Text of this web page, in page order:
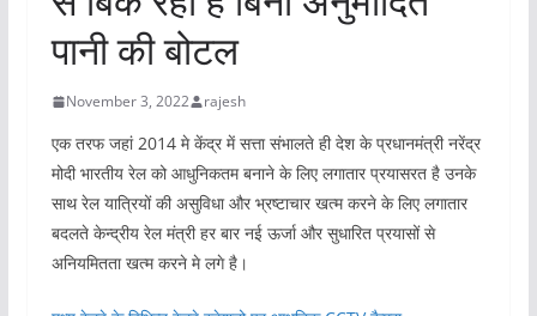
पानी की बोटल
November 3, 2022 rajesh
एक तरफ जहां 2014 मे केंद्र में सत्ता संभालते ही देश के प्रधानमंत्री नरेंद्र
मोदी भारतीय रेल को आधुनिकतम बनाने के लिए लगातार प्रयासरत है उनके
साथ रेल यात्रियों की असुविधा और भ्रष्टाचार खत्म करने के लिए लगातार
बदलते केन्द्रीय रेल मंत्री हर बार नई ऊर्जा और सुधारित प्रयासों से
अनियमितता खत्म करने मे लगे है।